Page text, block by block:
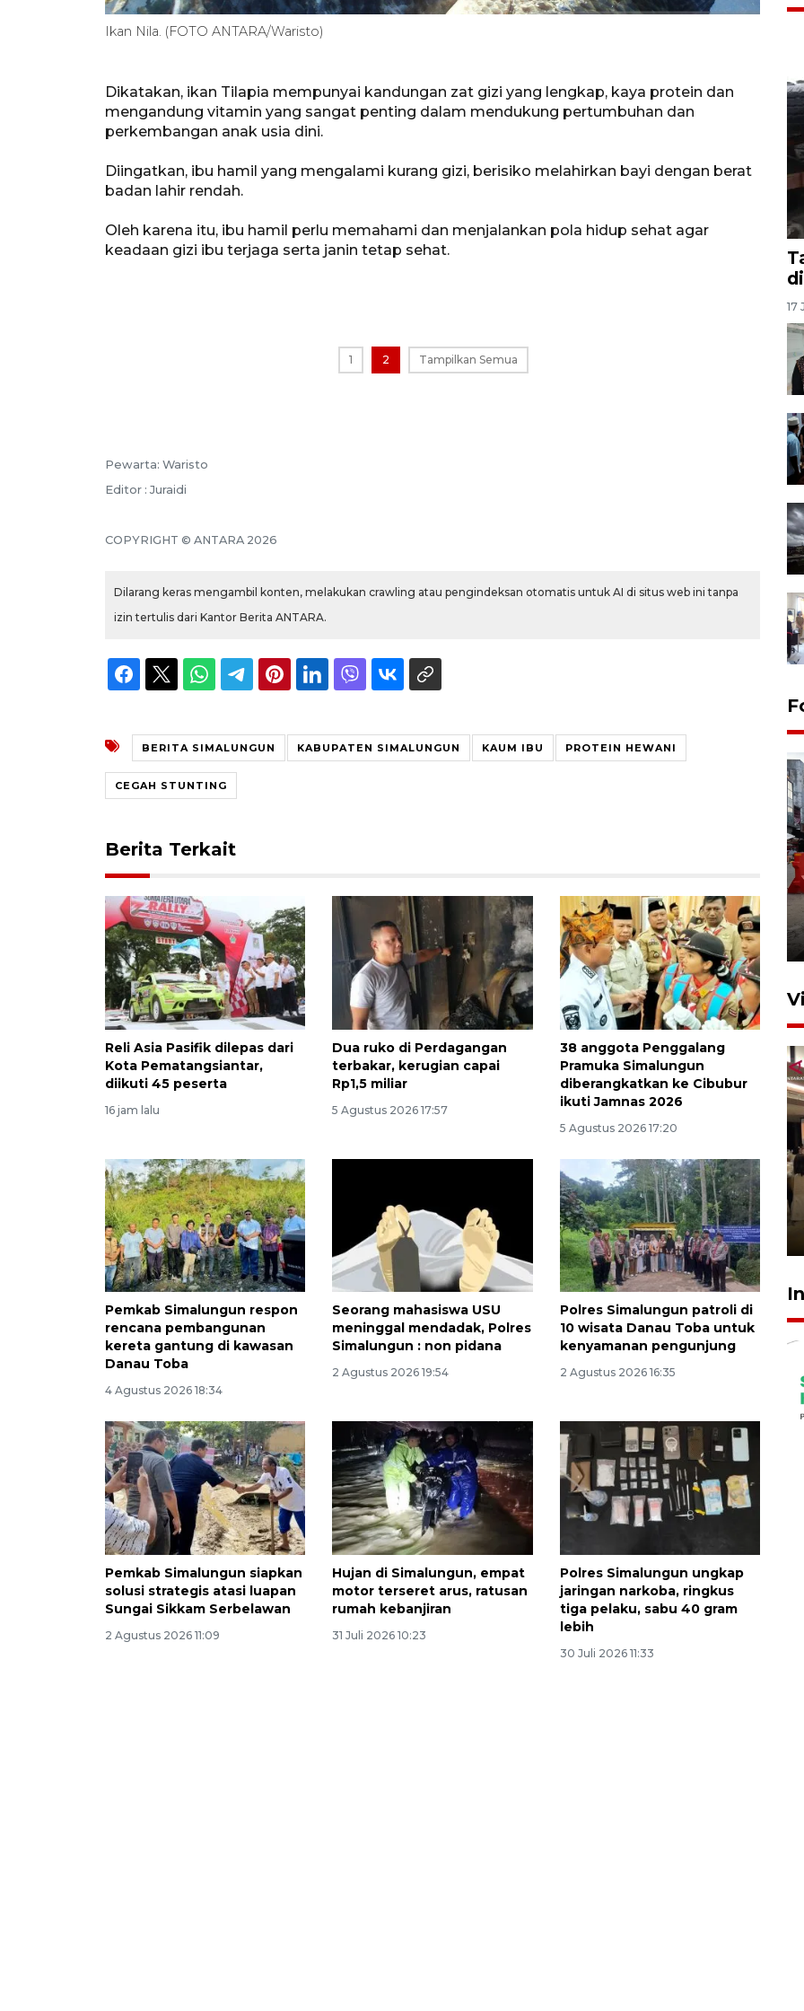
Ikan Nila. (FOTO ANTARA/Waristo)
Dikatakan, ikan Tilapia mempunyai kandungan zat gizi yang lengkap, kaya protein dan
mengandung vitamin yang sangat penting dalam mendukung pertumbuhan dan
perkembangan anak usia dini.
Diingatkan, ibu hamil yang mengalami kurang gizi, berisiko melahirkan bayi dengan berat
badan lahir rendah.
Oleh karena itu, ibu hamil perlu memahami dan menjalankan pola hidup sehat agar
keadaan gizi ibu terjaga serta janin tetap sehat.
1 2 Tampilkan Semua
Pewarta: Waristo
Editor : Juraidi
COPYRIGHT © ANTARA 2026
Dilarang keras mengambil konten, melakukan crawling atau pengindeksan otomatis untuk AI di situs web ini tanpa
izin tertulis dari Kantor Berita ANTARA.
BERITA SIMALUNGUN KABUPATEN SIMALUNGUN KAUM IBU PROTEIN HEWANI
CEGAH STUNTING
Berita Terkait
Reli Asia Pasifik dilepas dari
Kota Pematangsiantar,
diikuti 45 peserta
16 jam lalu
Dua ruko di Perdagangan
terbakar, kerugian capai
Rp1,5 miliar
5 Agustus 2026 17:57
38 anggota Penggalang
Pramuka Simalungun
diberangkatkan ke Cibubur
ikuti Jamnas 2026
5 Agustus 2026 17:20
Pemkab Simalungun respon
rencana pembangunan
kereta gantung di kawasan
Danau Toba
4 Agustus 2026 18:34
Seorang mahasiswa USU
meninggal mendadak, Polres
Simalungun : non pidana
2 Agustus 2026 19:54
Polres Simalungun patroli di
10 wisata Danau Toba untuk
kenyamanan pengunjung
2 Agustus 2026 16:35
Pemkab Simalungun siapkan
solusi strategis atasi luapan
Sungai Sikkam Serbelawan
2 Agustus 2026 11:09
Hujan di Simalungun, empat
motor terseret arus, ratusan
rumah kebanjiran
31 Juli 2026 10:23
Polres Simalungun ungkap
jaringan narkoba, ringkus
tiga pelaku, sabu 40 gram
lebih
30 Juli 2026 11:33
17
Pelaporan SPT Tahunan di
Sumut
27 April 2026 15:34
Kodam I Bukit Barisan
luncurkan program Kodam
27 Juli 2026 20:00